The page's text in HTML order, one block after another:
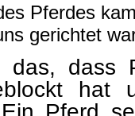
Pferdes
gerichtet
das, dass
hat